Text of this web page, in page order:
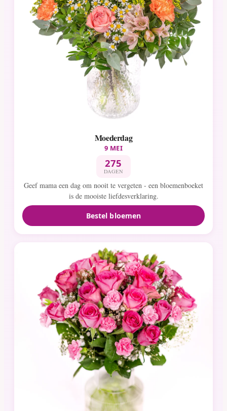
Moederdag
9 MEI
275
DAGEN
Geef mama een dag om nooit te vergeten - een bloemenboeket
is de mooiste liefdesverklaring.
Bestel bloemen